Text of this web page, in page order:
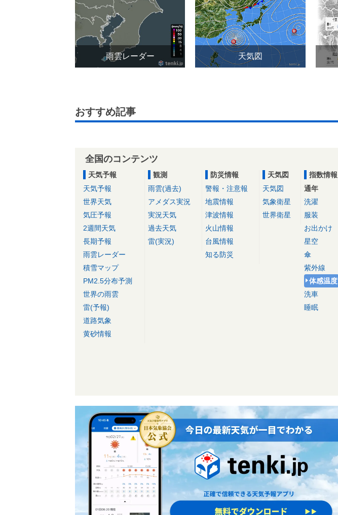
雨雲レーダー 天気図
おすすめ記事
全国のコンテンツ
天気予報
天気予報
世界天気
気圧予報
2週間天気
長期予報
雨雲レーダー
積雪マップ
PM2.5分布予測
世界の雨雲
雷(予報)
道路気象
黄砂情報
観測
雨雲(過去)
アメダス実況
実況天気
過去天気
雷(実況)
防災情報
警報・注意報
地震情報
津波情報
火山情報
台風情報
知る防災
天気図
天気図
気象衛星
世界衛星
指数情報
通年
洗濯
服装
お出かけ
星空
傘
紫外線
体感温度
洗車
睡眠